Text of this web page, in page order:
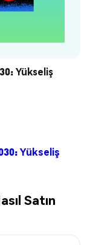
Yükseliş
Yükseliş
Satın